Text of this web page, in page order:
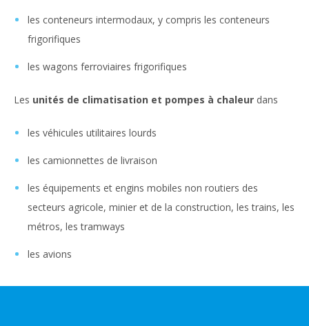
les conteneurs intermodaux, y compris les conteneurs
frigorifiques
les wagons ferroviaires frigorifiques
Les unités de climatisation et pompes à chaleur dans
les véhicules utilitaires lourds
les camionnettes de livraison
les équipements et engins mobiles non routiers des
secteurs agricole, minier et de la construction, les trains, les
métros, les tramways
les avions